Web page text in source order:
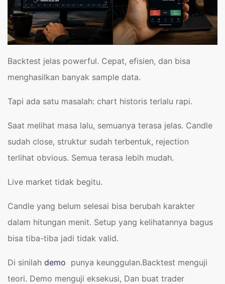
Backtest jelas powerful. Cepat, efisien, dan bisa
menghasilkan banyak sample data.
Tapi ada satu masalah: chart historis terlalu rapi.
Saat melihat masa lalu, semuanya terasa jelas. Candle
sudah close, struktur sudah terbentuk, rejection
terlihat obvious. Semua terasa lebih mudah.
Live market tidak begitu.
Candle yang belum selesai bisa berubah karakter
dalam hitungan menit. Setup yang kelihatannya bagus
bisa tiba-tiba jadi tidak valid.
Di sinilah demo punya keunggulan.Backtest menguji
teori. Demo menguji eksekusi, Dan buat trader